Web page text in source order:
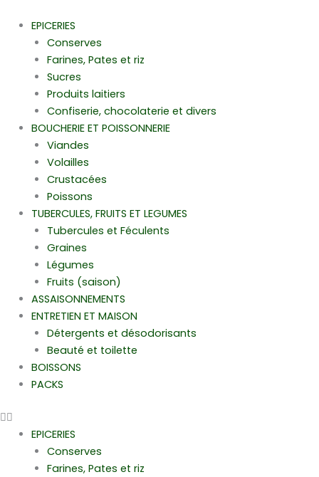
contenu
EPICERIES
Conserves
Farines, Pates et riz
Sucres
Produits laitiers
Confiserie, chocolaterie et divers
BOUCHERIE ET POISSONNERIE
Viandes
Volailles
Crustacées
Poissons
TUBERCULES, FRUITS ET LEGUMES
Tubercules et Féculents
Graines
Légumes
Fruits (saison)
ASSAISONNEMENTS
ENTRETIEN ET MAISON
Détergents et désodorisants
Beauté et toilette
BOISSONS
PACKS
EPICERIES
Conserves
Farines, Pates et riz